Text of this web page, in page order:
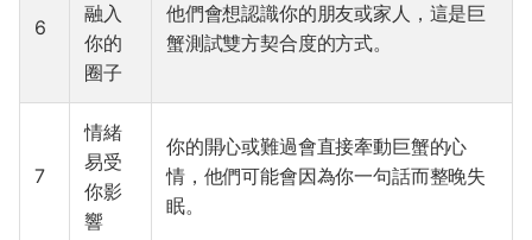
6
融入
你的
圈子
他們會想認識你的朋友或家人，這是巨
蟹測試雙方契合度的方式。
7
情緒
易受
你影
響
你的開心或難過會直接牽動巨蟹的心
情，他們可能會因為你一句話而整晚失
眠。